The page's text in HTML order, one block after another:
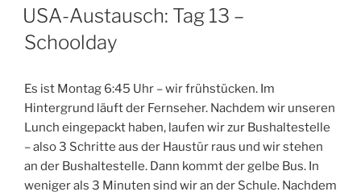
AM
USA-Austausch: Tag 13 –
Schoolday
Es ist Montag 6:45 Uhr – wir frühstücken. Im
Hintergrund läuft der Fernseher. Nachdem wir unseren
Lunch eingepackt haben, laufen wir zur Bushaltestelle
– also 3 Schritte aus der Haustür raus und wir stehen
an der Bushaltestelle. Dann kommt der gelbe Bus. In
weniger als 3 Minuten sind wir an der Schule. Nachdem